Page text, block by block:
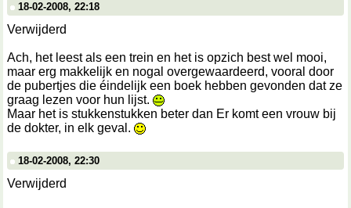
18-02-2008, 22:18
Verwijderd
Ach, het leest als een trein en het is opzich best wel mooi,
maar erg makkelijk en nogal overgewaardeerd, vooral door
de pubertjes die éindelijk een boek hebben gevonden dat ze
graag lezen voor hun lijst.
Maar het is stukkenstukken beter dan Er komt een vrouw bij
de dokter, in elk geval.
18-02-2008, 22:30
Verwijderd